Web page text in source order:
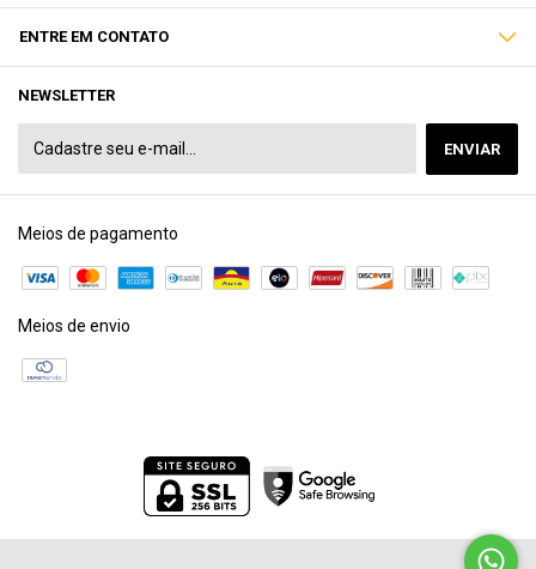
ENTRE EM CONTATO
NEWSLETTER
Meios de pagamento
Meios de envio